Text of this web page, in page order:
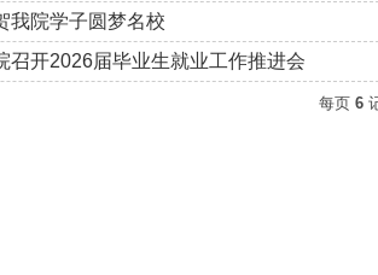
院学子圆梦名校
开2026届毕业生就业工作推进会
每页 6